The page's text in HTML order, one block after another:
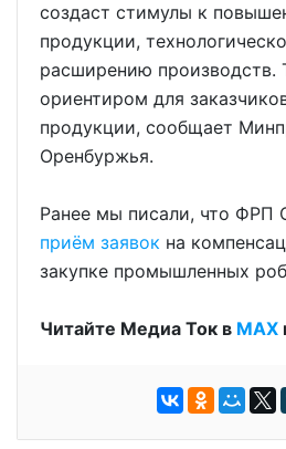
создаст стимулы к
продукции,
расширению производств.
ориентиром для
продукции, сообщает
Оренбуржья.
Ранее мы писали, что ФРП
приём заявок на
закупке промышленных
Читайте Медиа Ток в МАХ